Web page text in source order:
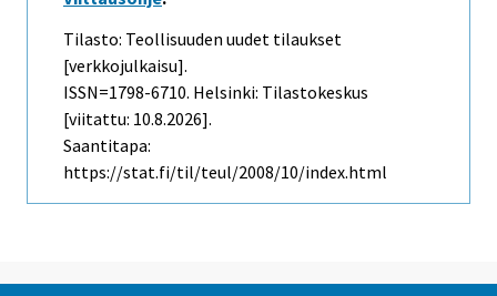
Tilasto: Teollisuuden uudet tilaukset
[verkkojulkaisu].
ISSN=1798-6710. Helsinki: Tilastokeskus
[viitattu: 10.8.2026].
Saantitapa:
https://stat.fi/til/teul/2008/10/index.html